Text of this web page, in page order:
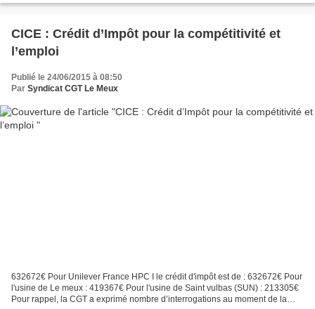
CICE : Crédit d’Impôt pour la compétitivité et
l’emploi
Publié le 24/06/2015 à 08:50
Par Syndicat CGT Le Meux
632672€ Pour Unilever France HPC I le crédit d'impôt est de : 632672€ Pour
l'usine de Le meux : 419367€ Pour l'usine de Saint vulbas (SUN) : 213305€
Pour rappel, la CGT a exprimé nombre d’interrogations au moment de la